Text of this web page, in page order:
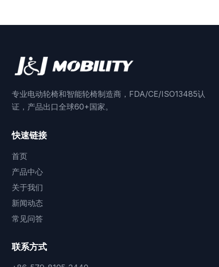
专业电动轮椅和智能轮椅制造商，FDA/CE/ISO13485认
证，产品出口全球60+国家。
快速链接
首页
产品中心
关于我们
新闻动态
常见问答
联系方式